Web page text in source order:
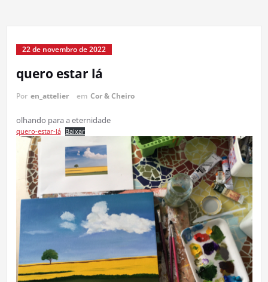
22 de novembro de 2022
quero estar lá
Por en_attelier em Cor & Cheiro
olhando para a eternidade
quero-estar-lá Baixar